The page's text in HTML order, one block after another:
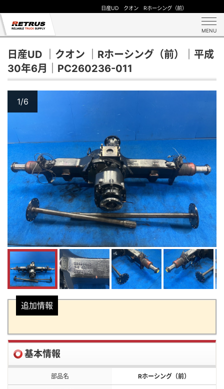
日産UD クオン Rホーシング（前）
MENU
日産UD ｜クオン ｜Rホーシング（前）｜平成
30年6月｜PC260236-011
1/6
追加情報
基本情報
部品名 Rホーシング（前）